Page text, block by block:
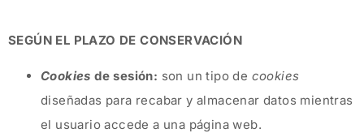
SEGÚN EL PLAZO DE CONSERVACIÓN
Cookies de sesión: son un tipo de cookies
diseñadas para recabar y almacenar datos mientras
el usuario accede a una página web.